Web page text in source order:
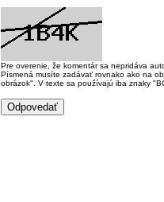
Pre overenie, že komentár sa nepridáva
Písmená musíte zadávať rovnako ako na
obrázok". V texte sa používajú iba znaky